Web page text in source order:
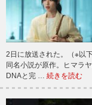
2日に放送された。（※以
同名小説が原作。ヒマラ
DNAと完 … 続きを読む